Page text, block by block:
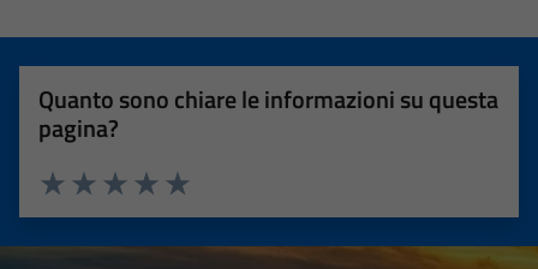
Quanto sono chiare le informazioni su questa
pagina?
Valuta 5 stelle su 5
Valuta 4 stelle su 5
Valuta 3 stelle su 5
Valuta 2 stelle su 5
Valuta 1 stelle su 5